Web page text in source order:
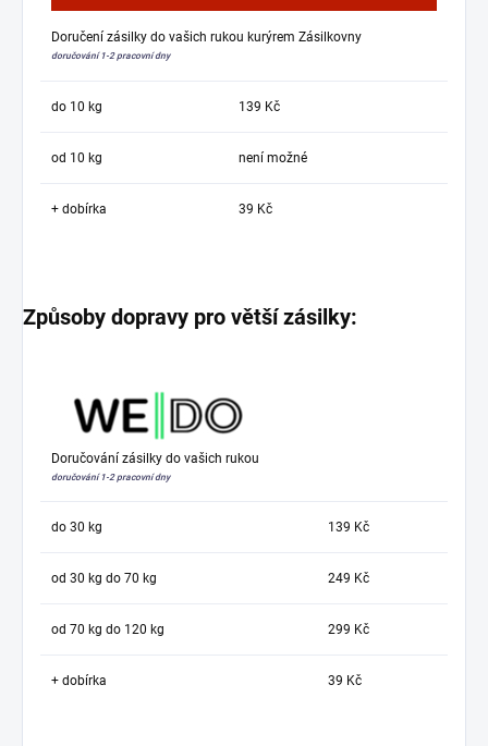
Doručení zásilky do vašich rukou kurýrem Zásilkovny
doručování 1-2 pracovní dny
do 10 kg 139 Kč
od 10 kg není možné
+ dobírka 39 Kč
Způsoby dopravy pro větší zásilky:
Doručování zásilky do vašich rukou
doručování 1-2 pracovní dny
do 30 kg 139 Kč
od 30 kg do 70 kg 249 Kč
od 70 kg do 120 kg 299 Kč
+ dobírka 39 Kč